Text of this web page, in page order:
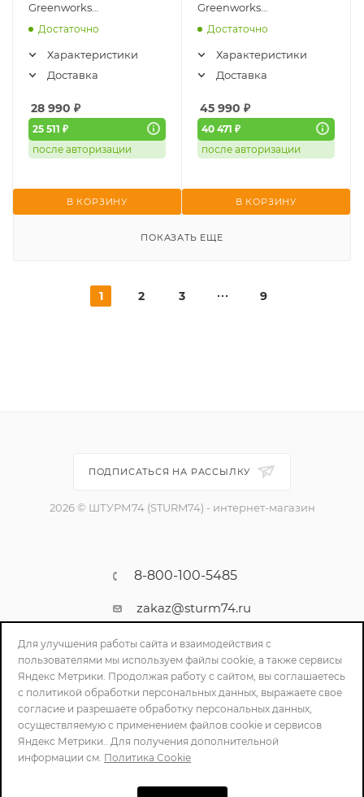
Greenworks
GD40LM46HP (2514407)
(40V, 46см, бесщ., без
АКБ и ЗУ)
Достаточно
Характеристики
Доставка
28 990 ₽
25 511 ₽
после авторизации
В КОРЗИНУ
Greenworks
GD40LM46SP (АКБ 4АЧ
и ЗУ) 2506807UB
Достаточно
Характеристики
Доставка
45 990 ₽
40 471 ₽
после авторизации
В КОРЗИНУ
ПОКАЗАТЬ ЕЩЕ
1 2 3 9
ПОДПИСАТЬСЯ НА РАССЫЛКУ
2026 © ШТУРМ74 (STURM74) - интернет-магазин
8-800-100-5485
zakaz@sturm74.ru
г. Челябинск, ул. Стартовая 34/1
ПОЛИТИКА КОНФИДЕНЦИАЛЬНОСТИ
Для улучшения работы сайта и взаимодействия с
пользователями мы используем файлы cookie, а также сервисы
Яндекс Метрики. Продолжая работу с сайтом, вы соглашаетесь
с политикой обработки персональных данных, выражаете свое
согласие и разрешаете обработку персональных данных,
осуществляемую с применением файлов cookie и сервисов
Яндекс Метрики.. Для получения дополнительной
информации см. Политика Cookie